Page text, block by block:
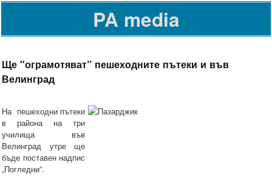
PA media
Ще "ограмотяват” пешеходните пътеки и във
Велинград
На пешеходни пътеки
в района на три
училища във
Велинград утре ще
бъде поставен надпис
„Погледни”.